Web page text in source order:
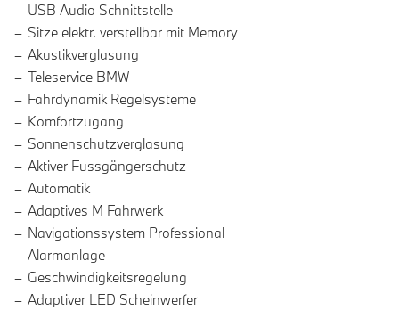
USB Audio Schnittstelle
Sitze elektr. verstellbar mit Memory
Akustikverglasung
Teleservice BMW
Fahrdynamik Regelsysteme
Komfortzugang
Sonnenschutzverglasung
Aktiver Fussgängerschutz
Automatik
Adaptives M Fahrwerk
Navigationssystem Professional
Alarmanlage
Geschwindigkeitsregelung
Adaptiver LED Scheinwerfer